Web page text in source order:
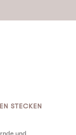
STECKEN
und